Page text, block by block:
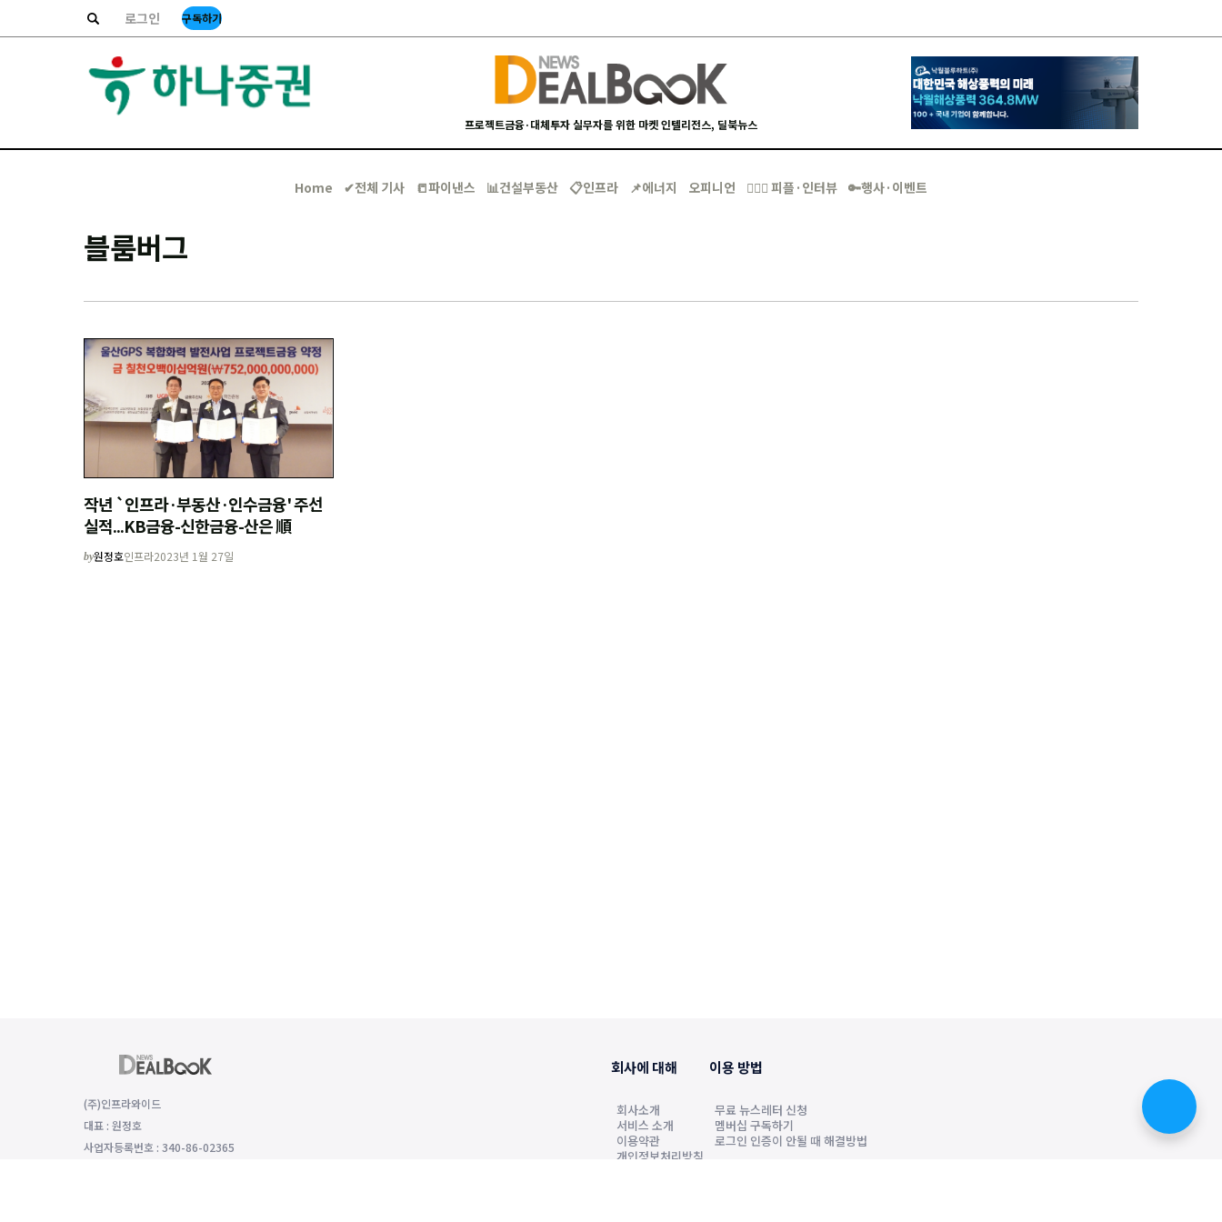
로그인 구독하기
프로젝트금융·대체투자 실무자를 위한 마켓 인텔리전스, 딜북뉴스
Home ✔︎전체 기사 📒파이낸스 📊건설부동산 📋인프라 📌에너지 오피니언 🙋🏻‍♂️ 피플·인터뷰 🔑행사·이벤트
블룸버그
작년 `인프라·부동산·인수금융' 주선
실적...KB금융-신한금융-산은 順
by원정호인프라2023년 1월 27일
(주)인프라와이드
대표 : 원정호
사업자등록번호 : 340-86-02365
회사에 대해
회사소개
서비스 소개
이용약관
개인정보처리방침
이용 방법
무료 뉴스레터 신청
멤버십 구독하기
로그인 인증이 안될 때 해결방법